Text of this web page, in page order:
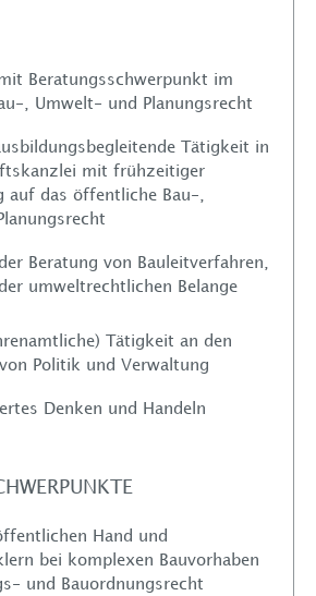
Beratungsschwerpunkt im
, Umwelt- und Planungsrecht
Tätigkeit in
mit frühzeitiger
auf das öffentliche Bau-,
Beratung von Bauleitverfahren,
umweltrechtlichen Belange
Tätigkeit an den
Politik und Verwaltung
Denken und Handeln
Hand und
bei komplexen Bauvorhaben
und Bauordnungsrecht